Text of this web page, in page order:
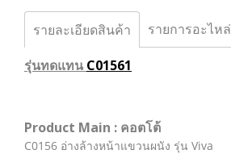
รายละเอียดสินค้า รายการอะไหล่
รุ่นทดแทน C01561
Product Main : คอตโต้
C0156 อ่างล้างหน้าแขวนผนัง รุ่น Viva